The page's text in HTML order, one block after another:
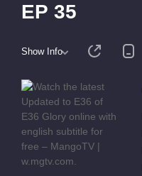
EP 35
Show Info